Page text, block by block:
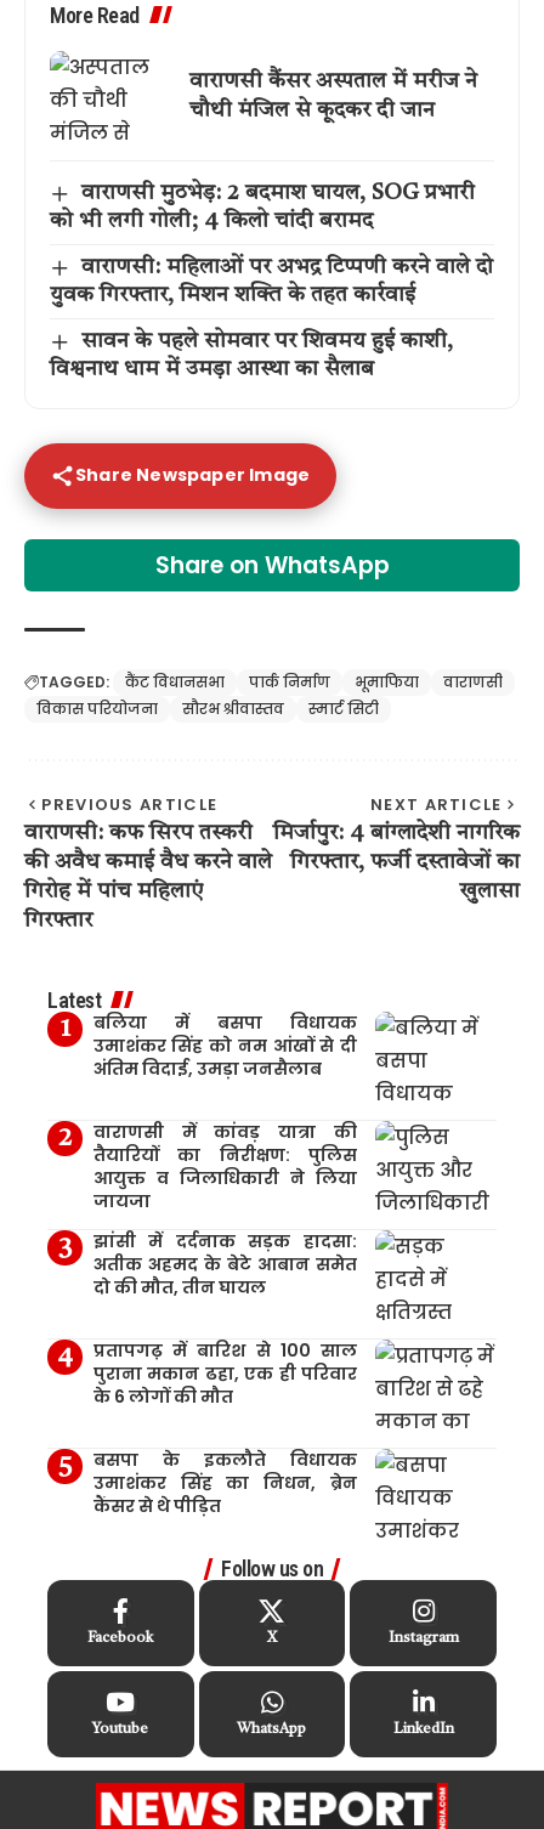
More Read
वाराणसी कैंसर अस्पताल में मरीज ने
चौथी मंजिल से कूदकर दी जान
वाराणसी मुठभेड़: 2 बदमाश घायल, SOG प्रभारी
को भी लगी गोली; 4 किलो चांदी बरामद
वाराणसी: महिलाओं पर अभद्र टिप्पणी करने वाले दो
युवक गिरफ्तार, मिशन शक्ति के तहत कार्रवाई
सावन के पहले सोमवार पर शिवमय हुई काशी,
विश्वनाथ धाम में उमड़ा आस्था का सैलाब
Share Newspaper Image
Share on WhatsApp
TAGGED: कैंट विधानसभा पार्क निर्माण भूमाफिया
वाराणसी
विकास परियोजना
सौरभ श्रीवास्तव स्मार्ट सिटी
PREVIOUS ARTICLE
वाराणसी: कफ सिरप तस्करी
की अवैध कमाई वैध करने वाले
गिरोह में पांच महिलाएं
गिरफ्तार
NEXT ARTICLE
मिर्जापुर: 4 बांग्लादेशी नागरिक
गिरफ्तार, फर्जी दस्तावेजों का
खुलासा
Latest
बलिया में बसपा विधायक
उमाशंकर सिंह को नम आंखों से दी
अंतिम विदाई, उमड़ा जनसैलाब
वाराणसी में कांवड़ यात्रा की
तैयारियों का निरीक्षण: पुलिस
आयुक्त व जिलाधिकारी ने लिया
जायजा
झांसी में दर्दनाक सड़क हादसा:
अतीक अहमद के बेटे आबान समेत
दो की मौत, तीन घायल
प्रतापगढ़ में बारिश से 100 साल
पुराना मकान ढहा, एक ही परिवार
के 6 लोगों की मौत
बसपा के इकलौते विधायक
उमाशंकर सिंह का निधन, ब्रेन
कैंसर से थे पीड़ित
Follow us on
Facebook X Instagram
Youtube WhatsApp LinkedIn